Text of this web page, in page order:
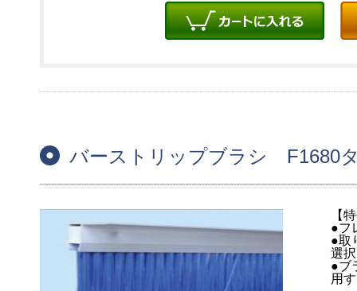
バーストリップブラシ F1680
【
●フ
●取
選
●ブ
用